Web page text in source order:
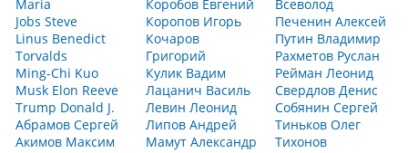
Maria
Jobs Steve
Linus Benedict
Torvalds
Ming-Chi Kuo
Musk Elon Reeve
Trump Donald J.
Абрамов Сергей
Акимов Максим
Коробов Евгений
Коропов Игорь
Кочаров
Григорий
Кулик Вадим
Лацанич Василь
Левин Леонид
Липов Андрей
Мамут Александр
Всеволод
Печенин Алексей
Путин Владимир
Рахметов Руслан
Рейман Леонид
Свердлов Денис
Собянин Сергей
Тиньков Олег
Тихонов